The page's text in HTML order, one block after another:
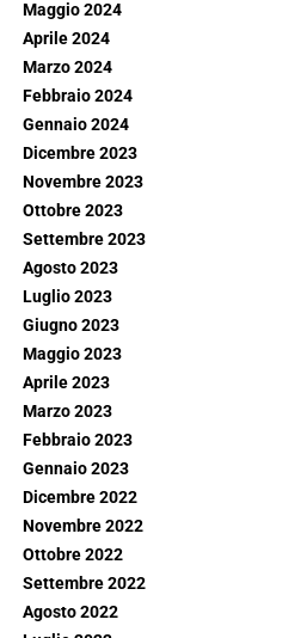
Maggio 2024
Aprile 2024
Marzo 2024
Febbraio 2024
Gennaio 2024
Dicembre 2023
Novembre 2023
Ottobre 2023
Settembre 2023
Agosto 2023
Luglio 2023
Giugno 2023
Maggio 2023
Aprile 2023
Marzo 2023
Febbraio 2023
Gennaio 2023
Dicembre 2022
Novembre 2022
Ottobre 2022
Settembre 2022
Agosto 2022